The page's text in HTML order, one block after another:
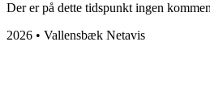
Der er på dette tidspunkt ingen
2026 • Vallensbæk Netavis